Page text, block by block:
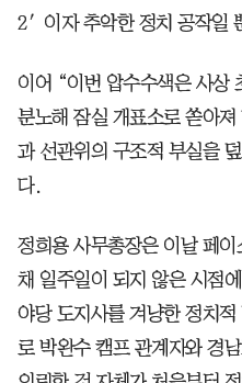
2′이자 추악한 정치 공작일
이어 “이번 압수수색은 사상
분노해 잠실 개표소로 쏟아
과 선관위의 구조적 부실을
다.
정희용 사무총장은 이날 페
채 일주일이 되지 않은 시점
야당 도지사를 겨냥한 정치
로 박완수 캠프 관계자와 경